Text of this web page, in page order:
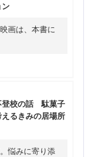
ン
画は、本書に
登校の話 駄菓子
るきみの居場所
悩みに寄り添